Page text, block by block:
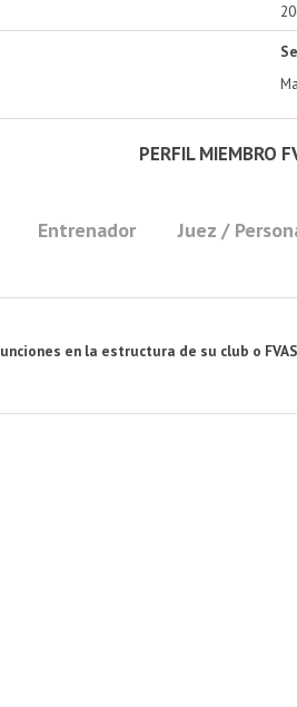
PERFIL MIEMBRO
Entrenador Juez /
en la estructura de su club o FVAS